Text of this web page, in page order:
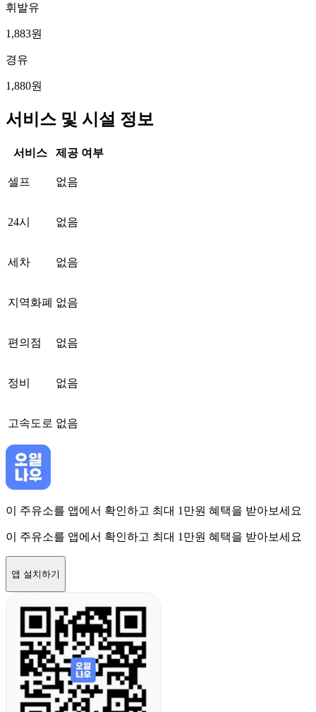
휘발유
1,883원
경유
1,880원
서비스 및 시설 정보
서비스 제공 여부
셀프 없음
24시 없음
세차 없음
지역화폐 없음
편의점 없음
정비 없음
고속도로 없음
이 주유소를 앱에서 확인하고 최대 1만원 혜택을 받아보세요
이 주유소를 앱에서 확인하고 최대 1만원 혜택을 받아보세요
앱 설치하기